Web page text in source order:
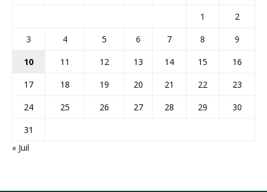
1
2
3
4 5 6 7 8
9
10
11 12 13 14 15
16
17
18 19 20 21 22
23
24
25 26 27 28 29
30
31
« Juil